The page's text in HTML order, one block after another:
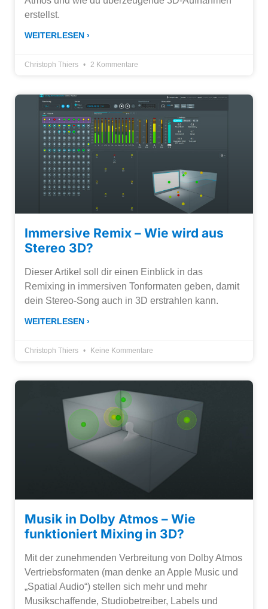
erstellst.
WEITERLESEN ›
Christoph Thiers 2 Kommentare
Immersive Remix – Wie wird aus
Stereo 3D?
Dieser Artikel soll dir einen Einblick in das
Remixing in immersiven Tonformaten geben, damit
dein Stereo-Song auch in 3D erstrahlen kann.
WEITERLESEN ›
Christoph Thiers Keine Kommentare
Musik in Dolby Atmos – Wie
funktioniert Mixing in 3D?
Mit der zunehmenden Verbreitung von Dolby Atmos
Vertriebsformaten (man denke an Apple Music und
„Spatial Audio“) stellen sich mehr und mehr
Musikschaffende, Studiobetreiber, Labels und